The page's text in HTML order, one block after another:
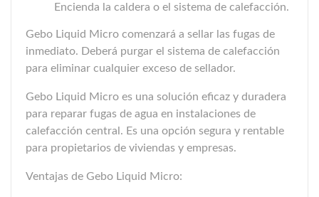
Encienda la caldera o el sistema de calefacción.
Gebo Liquid Micro comenzará a sellar las fugas de
inmediato. Deberá purgar el sistema de calefacción
para eliminar cualquier exceso de sellador.
Gebo Liquid Micro es una solución eficaz y duradera
para reparar fugas de agua en instalaciones de
calefacción central. Es una opción segura y rentable
para propietarios de viviendas y empresas.
Ventajas de Gebo Liquid Micro: